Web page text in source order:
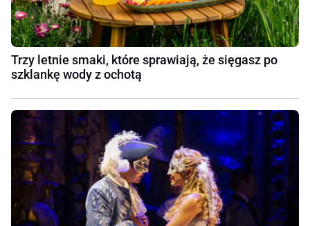
Trzy letnie smaki, które sprawiają, że sięgasz po
szklankę wody z ochotą